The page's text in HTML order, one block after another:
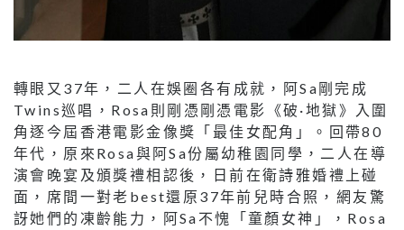
轉眼又37年，二人在娛圈各有成就，阿Sa剛完成
Twins巡唱，Rosa則剛憑剛憑電影《破·地獄》入圍
角逐今屆香港電影金像獎「最佳女配角」。回帶80
年代，原來Rosa與阿Sa份屬幼稚園同學，二人在導
演會晚宴及頒獎禮相認後，日前在衛詩雅婚禮上碰
面，席間一對老best還原37年前兒時合照，網友驚
訝她們的凍齡能力，阿Sa不愧「童顏女神」，Rosa